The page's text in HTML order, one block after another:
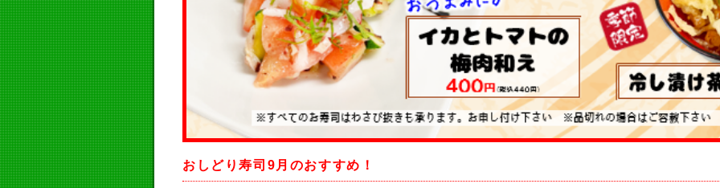
おしどり寿司9月のおすすめ！